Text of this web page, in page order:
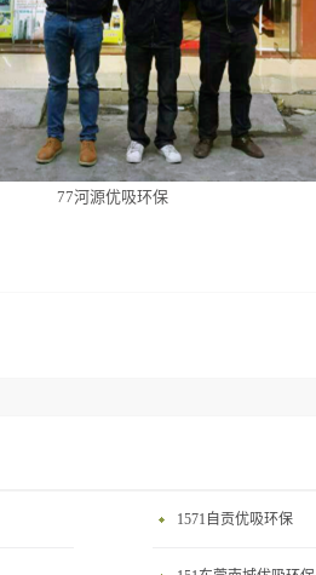
77河源优吸环保
1571自贡优吸环保